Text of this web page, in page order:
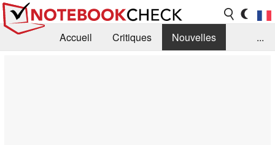
Accueil Critiques
Nouvelles
...